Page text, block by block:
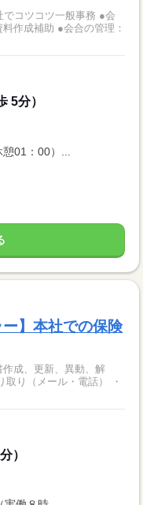
でコツコツ一般事務 ●会
作成補助 ●会合の管理：
5分）
01：00）...
】本社での保険
成、更新、異動、解
り（メール・電話） ・
）